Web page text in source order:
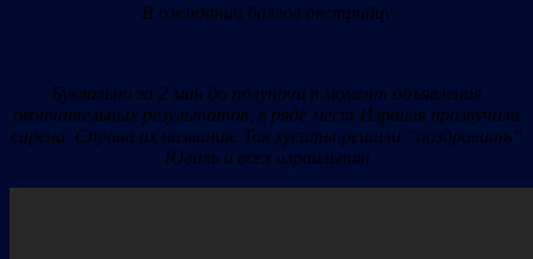
В ожидании баллов австрийцу
Буквально за 2 мин до полуночи в момент объявления
окончательных результатов, в ряде мест Израиля прозвучала
сирена. Справа их названия. Так хуситы решили “поздравить”
Юваль и всех израильтян